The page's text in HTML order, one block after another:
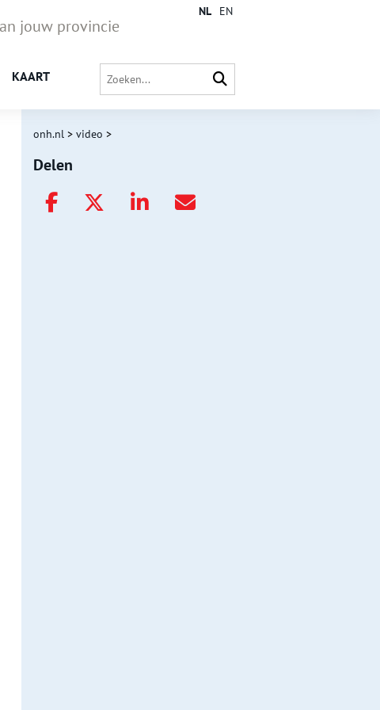
jouw provincie
KAART
NL EN
onh.nl > video >
Delen